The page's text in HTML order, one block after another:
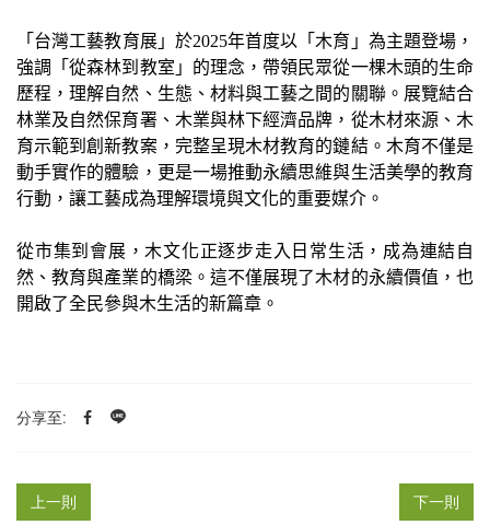
「台灣工藝教育展」於2025年首度以「木育」為主題登場，
強調「從森林到教室」的理念，帶領民眾從一棵木頭的生命
歷程，理解自然、生態、材料與工藝之間的關聯。展覽結合
林業及自然保育署、木業與林下經濟品牌，從木材來源、木
育示範到創新教案，完整呈現木材教育的鏈結。木育不僅是
動手實作的體驗，更是一場推動永續思維與生活美學的教育
行動，讓工藝成為理解環境與文化的重要媒介。
從市集到會展，木文化正逐步走入日常生活，成為連結自
然、教育與產業的橋梁。這不僅展現了木材的永續價值，也
開啟了全民參與木生活的新篇章。
分享至:
上一則 下一則